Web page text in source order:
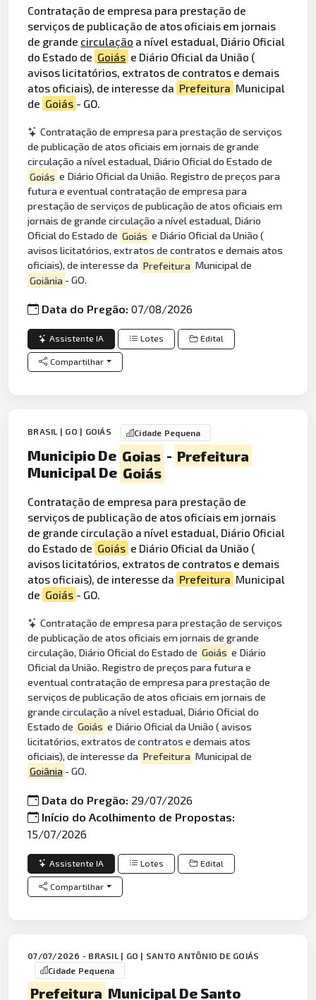
Contratação de empresa para prestação de
serviços de publicação de atos oficiais em jornais
de grande circulação a nível estadual, Diário Oficial
do Estado de Goiás e Diário Oficial da União (
avisos licitatórios, extratos de contratos e demais
atos oficiais), de interesse da Prefeitura Municipal
de Goiás - GO.
Contratação de empresa para prestação de serviços
de publicação de atos oficiais em jornais de grande
circulação a nível estadual, Diário Oficial do Estado de
Goiás e Diário Oficial da União. Registro de preços para
futura e eventual contratação de empresa para
prestação de serviços de publicação de atos oficiais em
jornais de grande circulação a nível estadual, Diário
Oficial do Estado de Goiás e Diário Oficial da União (
avisos licitatórios, extratos de contratos e demais atos
oficiais), de interesse da Prefeitura Municipal de
Goiânia - GO.
Data do Pregão:07/08/2026
Assistente IA Lotes Edital
Compartilhar
BRASIL | GO | GOIÁS Cidade Pequena
Municipio De Goias - Prefeitura
Municipal De Goiás
Contratação de empresa para prestação de
serviços de publicação de atos oficiais em jornais
de grande circulação a nível estadual, Diário Oficial
do Estado de Goiás e Diário Oficial da União (
avisos licitatórios, extratos de contratos e demais
atos oficiais), de interesse da Prefeitura Municipal
de Goiás - GO.
Contratação de empresa para prestação de serviços
de publicação de atos oficiais em jornais de grande
circulação, Diário Oficial do Estado de Goiás e Diário
Oficial da União. Registro de preços para futura e
eventual contratação de empresa para prestação de
serviços de publicação de atos oficiais em jornais de
grande circulação a nível estadual, Diário Oficial do
Estado de Goiás e Diário Oficial da União ( avisos
licitatórios, extratos de contratos e demais atos
oficiais), de interesse da Prefeitura Municipal de
Goiânia - GO.
Data do Pregão: 29/07/2026
Início do Acolhimento de Propostas:
15/07/2026
Assistente IA Lotes Edital
Compartilhar
07/07/2026 - BRASIL | GO | SANTO ANTÔNIO DE GOIÁS
Cidade Pequena
Prefeitura Municipal De Santo